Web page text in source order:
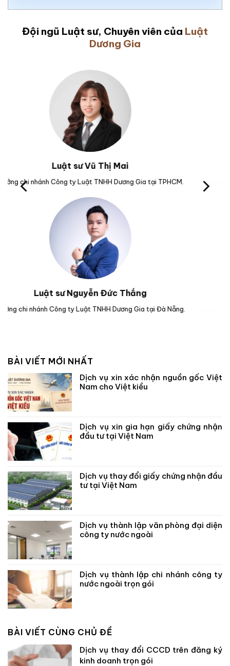
Đội ngũ Luật sư, Chuyên viên của Luật
Dương Gia
Luật sư Vũ Văn Huân
Nguyên Kiểm sát viên Viện kiểm sát nhân dân tỉnh Phú Yên.
Luật sư Nguyễn Hoài Bão
Nguyên Kiểm sát viên của Viện kiểm sát nhân dân TP Đà Nẵng.
BÀI VIẾT MỚI NHẤT
Dịch vụ xin xác nhận nguồn gốc Việt
Nam cho Việt kiều
Dịch vụ xin gia hạn giấy chứng nhận
đầu tư tại Việt Nam
Dịch vụ thay đổi giấy chứng nhận đầu
tư tại Việt Nam
Dịch vụ thành lập văn phòng đại diện
công ty nước ngoài
Dịch vụ thành lập chi nhánh công ty
nước ngoài trọn gói
BÀI VIẾT CÙNG CHỦ ĐỀ
Dịch vụ thay đổi CCCD trên đăng ký
kinh doanh trọn gói